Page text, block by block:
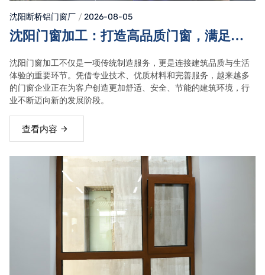
沈阳断桥铝门窗厂 2026-08-05
沈阳门窗加工：打造高品质门窗，满足现
沈阳门窗加工不仅是一项传统制造服务，更是连接建筑品质与生活
体验的重要环节。凭借专业技术、优质材料和完善服务，越来越多
的门窗企业正在为客户创造更加舒适、安全、节能的建筑环境，行
业不断迈向新的发展阶段。
查看内容